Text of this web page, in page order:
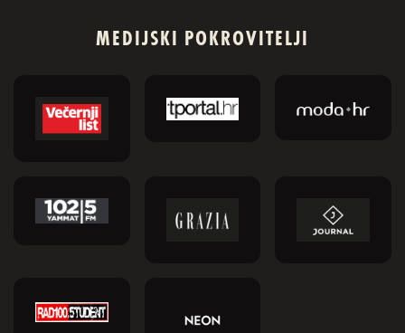
MEDIJSKI POKROVITELJI